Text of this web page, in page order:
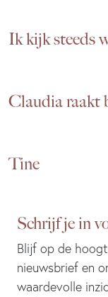
Ik kijk steeds
Claudia raakt
Tine
Schrijf je in
Blijf op de
nieuwsbrief en
waardevolle